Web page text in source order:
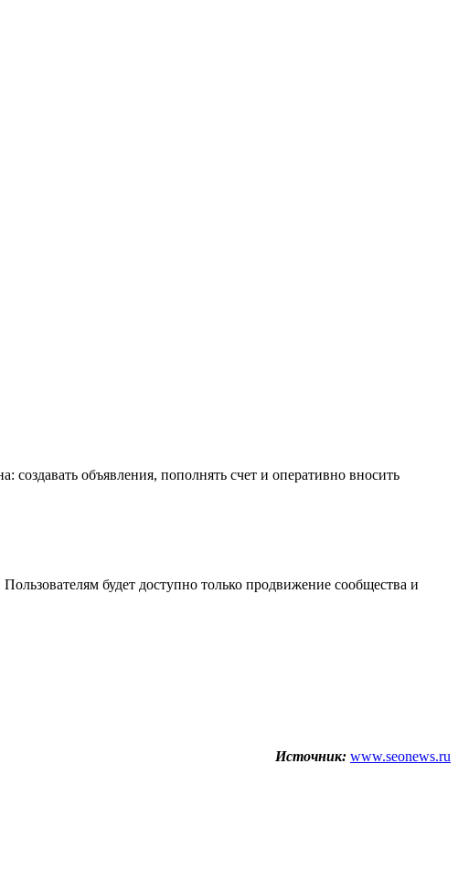
объявления, пополнять счет и оперативно вносить
будет доступно только продвижение сообщества и
Источник: www.seonews.ru